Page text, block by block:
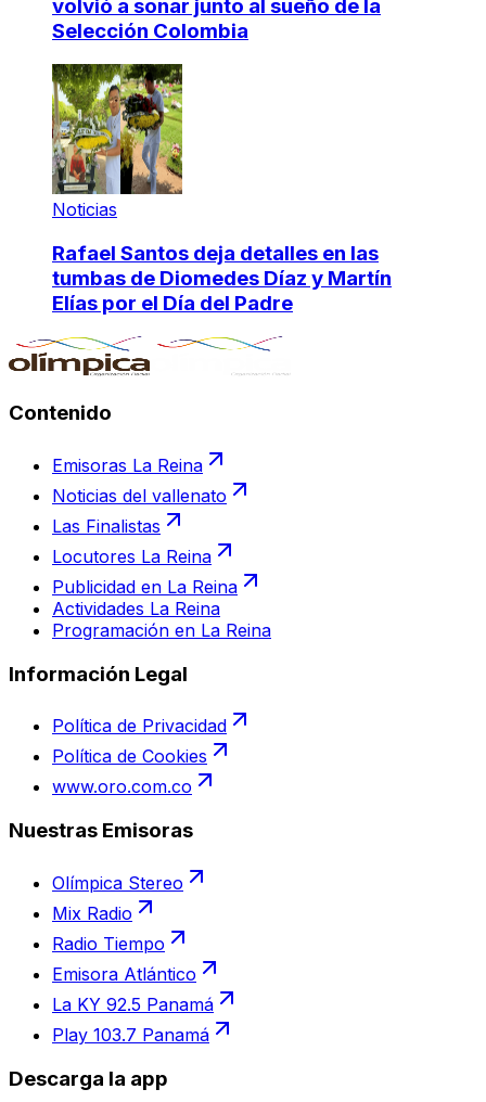
volvió a sonar junto al sueño de la
Selección Colombia
Noticias
Rafael Santos deja detalles en las
tumbas de Diomedes Díaz y Martín
Elías por el Día del Padre
Contenido
Emisoras La Reina
Noticias del vallenato
Las Finalistas
Locutores La Reina
Publicidad en La Reina
Actividades La Reina
Programación en La Reina
Información Legal
Política de Privacidad
Política de Cookies
www.oro.com.co
Nuestras Emisoras
Olímpica Stereo
Mix Radio
Radio Tiempo
Emisora Atlántico
La KY 92.5 Panamá
Play 103.7 Panamá
Descarga la app